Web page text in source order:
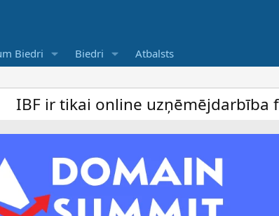
Biedri Biedri Atbalsts
tikai online uzņēmējdarbība